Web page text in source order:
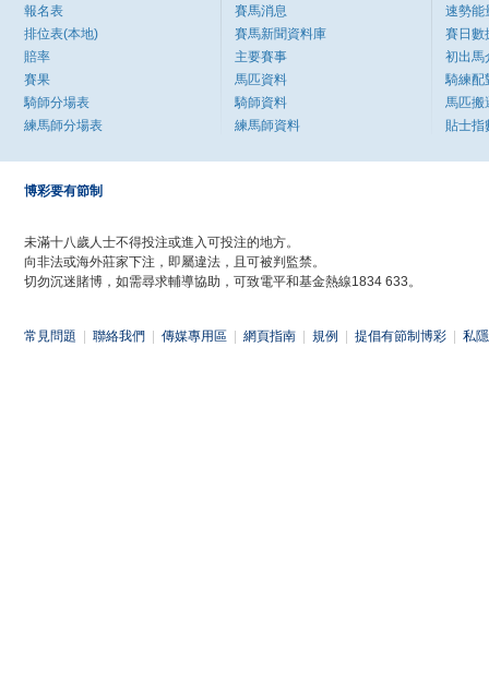
報名表
排位表(本地)
賠率
賽果
騎師分場表
練馬師分場表
賽馬消息
賽馬新聞資料庫
主要賽事
馬匹資料
騎師資料
練馬師資料
速勢能
賽日數
初出馬
騎練配
馬匹搬
貼士指
博彩要有節制
未滿十八歲人士不得投注或進入可投注的地方。
向非法或海外莊家下注，即屬違法，且可被判監禁。
切勿沉迷賭博，如需尋求輔導協助，可致電平和基金熱線1834 633。
常見問題 聯絡我們 傳媒專用區 網頁指南 規例 提倡有節制博彩 私